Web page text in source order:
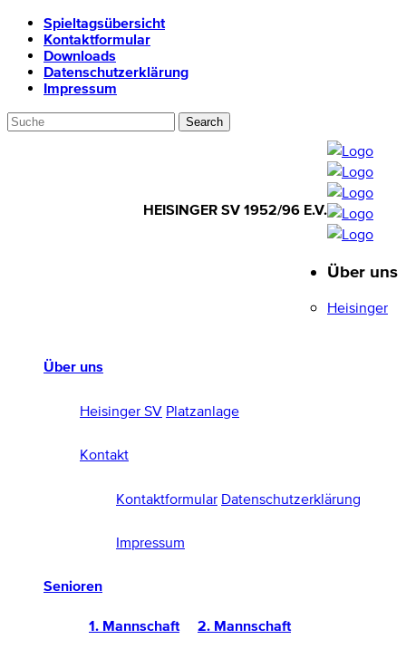
Spieltagsübersicht
Kontaktformular
Downloads
Datenschutzerklärung
Impressum
HEISINGER SV 1952/96 E.V.
1952/96 E.V.
Über uns
Heisinger SV Platzanlage
Kontakt
Kontaktformular Datenschutzerklärung
Impressum
Senioren
1. Mannschaft 2. Mannschaft
Über uns
Heisinger